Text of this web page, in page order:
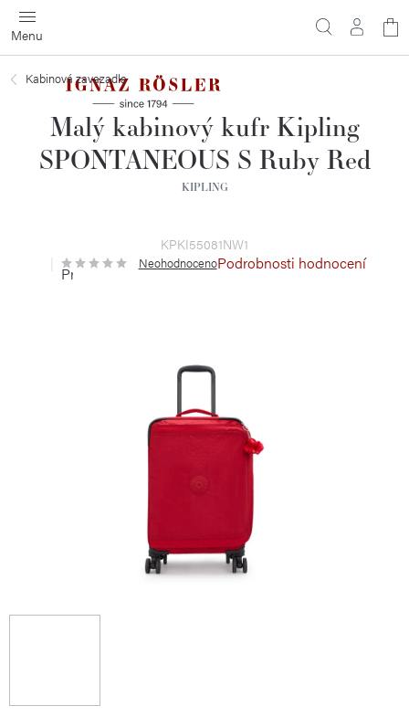
Přejít
na
obsah
Kabinová zavazadla
Malý kabinový kufr Kipling
SPONTANEOUS S Ruby Red
KIPLING
KPKI55081NW1
Průměrné
hodnocení
NeohodnocenoPodrobnosti hodnocení